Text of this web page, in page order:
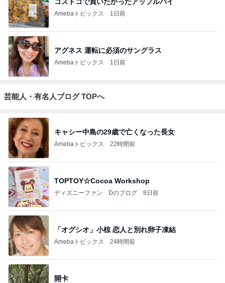
Amebaトピックス 1日前
アグネス 運転に必須のサングラス
Amebaトピックス 1日前
芸能人・有名人ブログ TOPへ
キャシー中島の29歳で亡くなった長女
Amebaトピックス 22時間前
TOPTOY☆Cocoa Workshop
ディズニーファン Dのブログ 8日前
「オグシオ」小椋 恋人と別れ卵子凍結
Amebaトピックス 24時間前
開卡